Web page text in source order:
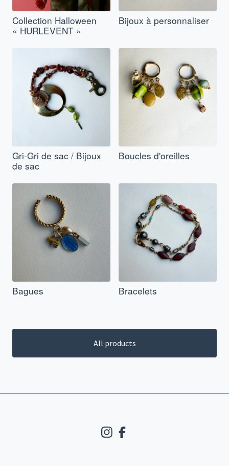
Collection Halloween
« HURLEVENT »
Bijoux à personnaliser
Gri-Gri de sac / Bijoux
de sac
Boucles d'oreilles
Bagues Bracelets
All products